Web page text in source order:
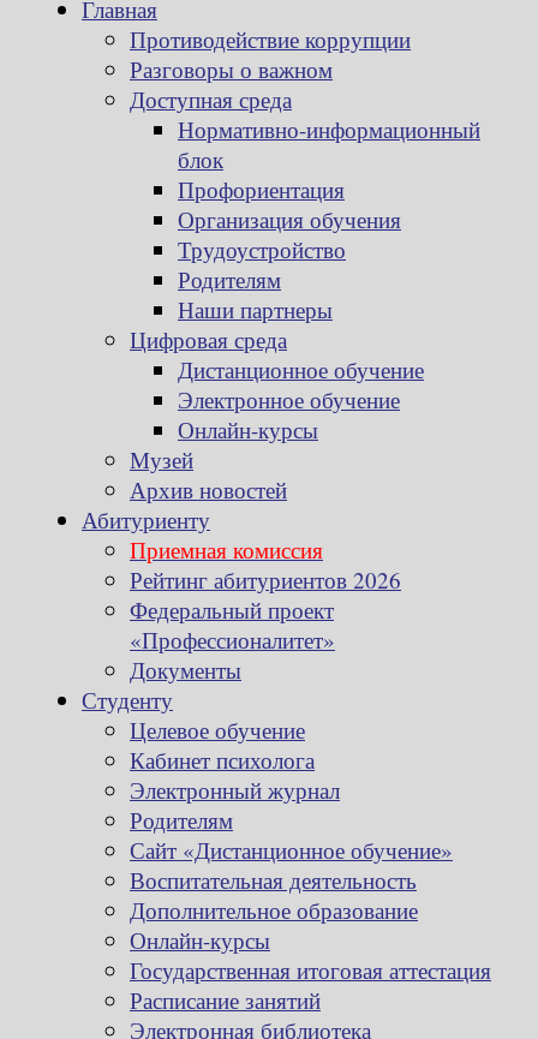
Главная
Противодействие коррупции
Разговоры о важном
Доступная среда
Нормативно-информационный
блок
Профориентация
Организация обучения
Трудоустройство
Родителям
Наши партнеры
Цифровая среда
Дистанционное обучение
Электронное обучение
Онлайн-курсы
Музей
Архив новостей
Абитуриенту
Приемная комиссия
Рейтинг абитуриентов 2026
Федеральный проект
«Профессионалитет»
Документы
Студенту
Целевое обучение
Кабинет психолога
Электронный журнал
Родителям
Сайт «Дистанционное обучение»
Воспитательная деятельность
Дополнительное образование
Онлайн-курсы
Государственная итоговая аттестация
Расписание занятий
Электронная библиотека